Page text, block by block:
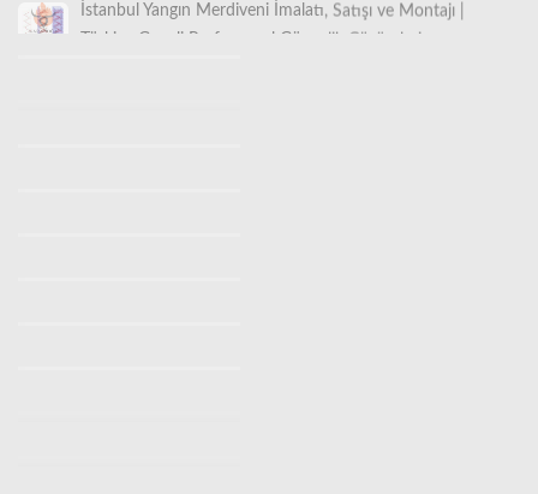
Türkiye Geneli Profesyonel Güvenlik Çözümleri